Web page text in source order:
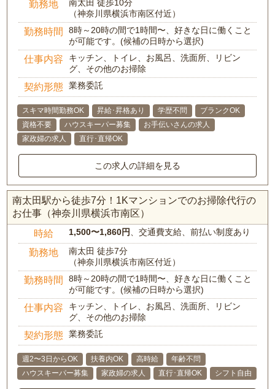
勤務地
南太田 徒歩10分
（神奈川県横浜市南区付近）
勤務時間
8時～20時の間で1時間〜、好きな日に働くこと
が可能です。(候補の日時から選択)
仕事内容
キッチン、トイレ、お風呂、洗面所、リビン
グ、その他のお掃除
契約形態 業務委託
スキマ時間勤務OK 昇給･昇格あり 学歴不問
ブランクOK
資格不要
ハウスキーパー募集
お手伝いさんの求人
家政婦の求人
直行･直帰OK
この求人の詳細を見る
南太田駅から徒歩7分！1Kマンションでのお掃除代行の
お仕事（神奈川県横浜市南区）
時給 1,500〜1,860円、交通費支給、前払い制度あり
勤務地
南太田 徒歩7分
（神奈川県横浜市南区付近）
勤務時間
8時～20時の間で1時間〜、好きな日に働くこと
が可能です。(候補の日時から選択)
仕事内容
キッチン、トイレ、お風呂、洗面所、リビン
グ、その他のお掃除
契約形態 業務委託
週2〜3日からOK 扶養内OK 高時給
年齢不問
ハウスキーパー募集
家政婦の求人 直行･直帰OK シフト自由